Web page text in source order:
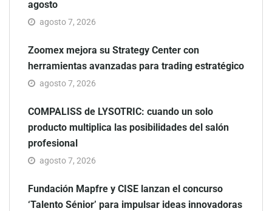
agosto
agosto 7, 2026
Zoomex mejora su Strategy Center con
herramientas avanzadas para trading estratégico
agosto 7, 2026
COMPALISS de LYSOTRIC: cuando un solo
producto multiplica las posibilidades del salón
profesional
agosto 7, 2026
Fundación Mapfre y CISE lanzan el concurso
‘Talento Sénior’ para impulsar ideas innovadoras